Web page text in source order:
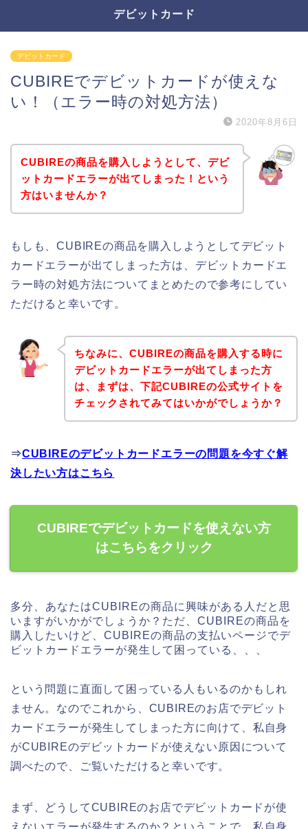
デビットカード
デビットカード
CUBIREでデビットカードが使えな
い！（エラー時の対処方法）
2020年8月6日
CUBIREの商品を購入しようとして、デビ
ットカードエラーが出てしまった！という
方はいませんか？
もしも、CUBIREの商品を購入しようとしてデビット
カードエラーが出てしまった方は、デビットカードエ
ラー時の対処方法についてまとめたので参考にしてい
ただけると幸いです。
ちなみに、CUBIREの商品を購入する時に
デビットカードエラーが出てしまった方
は、まずは、下記CUBIREの公式サイトを
チェックされてみてはいかがでしょうか？
⇒CUBIREのデビットカードエラーの問題を今すぐ解
決したい方はこちら
CUBIREでデビットカードを使えない方
はこちらをクリック
多分、あなたはCUBIREの商品に興味がある人だと思
いますがいかがでしょうか？ただ、CUBIREの商品を
購入したいけど、CUBIREの商品の支払いページでデ
ビットカードエラーが発生して困っている、、、
という問題に直面して困っている人もいるのかもしれ
ません。なのでこれから、CUBIREのお店でデビット
カードエラーが発生してしまった方に向けて、私自身
がCUBIREのデビットカードが使えない原因について
調べたので、ご覧いただけると幸いです。
まず、どうしてCUBIREのお店でデビットカードが使